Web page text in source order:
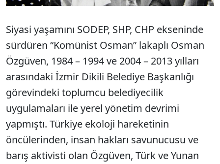
Siyasi yaşamını SODEP, SHP, CHP ekseninde
sürdüren “Komünist Osman” lakaplı Osman
Özgüven, 1984 – 1994 ve 2004 – 2013 yılları
arasındaki İzmir Dikili Belediye Başkanlığı
görevindeki toplumcu belediyecilik
uygulamaları ile yerel yönetim devrimi
yapmıştı. Türkiye ekoloji hareketinin
öncülerinden, insan hakları savunucusu ve
barış aktivisti olan Özgüven, Türk ve Yunan